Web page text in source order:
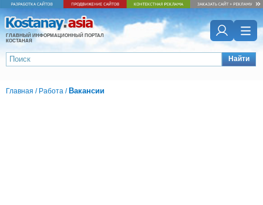
ГЛАВНЫЙ ИНФОРМАЦИОННЫЙ ПОРТАЛ
КОСТАНАЯ
Найти
Главная / Работа / Вакансии